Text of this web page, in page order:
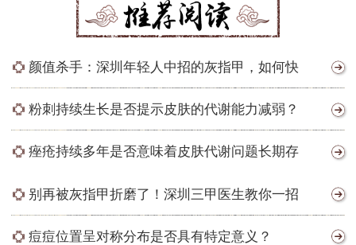
颜值杀手：深圳年轻人中招的灰指甲，如何快
粉刺持续生长是否提示皮肤的代谢能力减弱？
痤疮持续多年是否意味着皮肤代谢问题长期存
别再被灰指甲折磨了！深圳三甲医生教你一招
痘痘位置呈对称分布是否具有特定意义？